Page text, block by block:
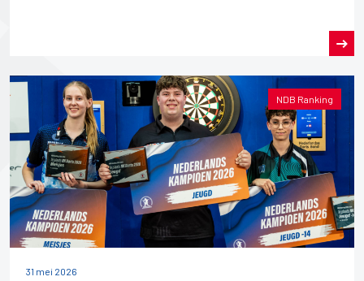
NDB Ranking
31 mei 2026